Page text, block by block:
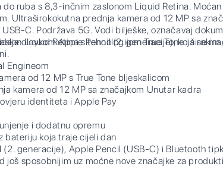
do ruba s 8,3-inčnim zaslonom Liquid Retina.
Ultraširokokutna prednja kamera od 12 MP sa
C. Podržava 5G. Vodi bilješke, označavaj
olovkom Apple Pencil (2. generacije), koja se
Liquid Retina s tehnologijom True Tone i
Engineom
od 12 MP s True Tone bljeskalicom
kamera od 12 MP sa značajkom Unutar kadra
identiteta i Apple Pay
i dodatnu opremu
bateriju koja traje cijeli dan
(2. generacije), Apple Pencil (USB-C) i Bluetooth
još sposobnijim uz moćne nove značajke za